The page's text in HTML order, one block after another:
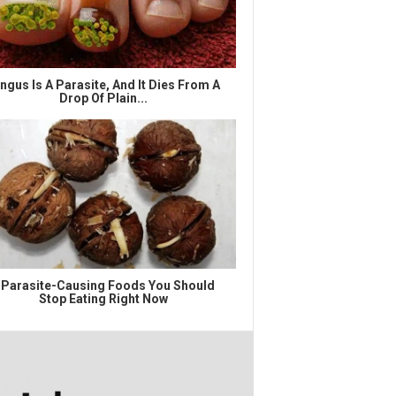
Is A Parasite, And It Dies From A
Drop Of Plain...
Causing Foods You Should
Stop Eating Right Now